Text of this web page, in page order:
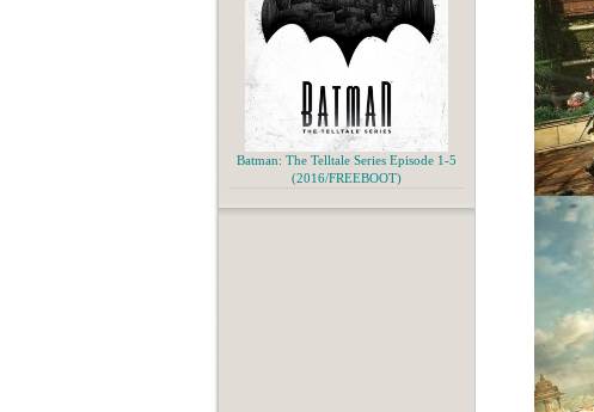
Batman: The Telltale Series Episode 1-5
(2016/FREEBOOT)